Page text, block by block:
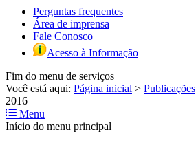
Perguntas frequentes
Área de imprensa
Fale Conosco
Acesso à Informação
Fim do menu de serviços
Você está aqui: Página inicial > Publicações
2016
Menu
Início do menu principal